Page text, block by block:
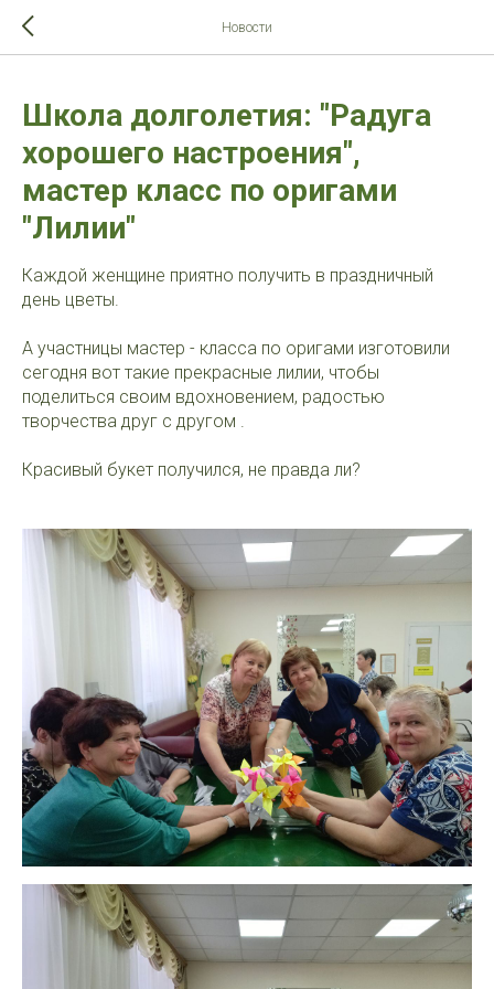
Новости
Школа долголетия: "Радуга
хорошего настроения",
мастер класс по оригами
"Лилии"
Каждой женщине приятно получить в праздничный
день цветы.
А участницы мастер - класса по оригами изготовили
сегодня вот такие прекрасные лилии, чтобы
поделиться своим вдохновением, радостью
творчества друг с другом .
Красивый букет получился, не правда ли?